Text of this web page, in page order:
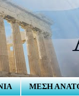
ΜΕΣΗ